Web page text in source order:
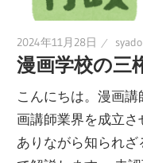
2024年11月28日 syado
漫画学校の三
こんにちは。漫画
画講師業界を成立
ありながら知られ